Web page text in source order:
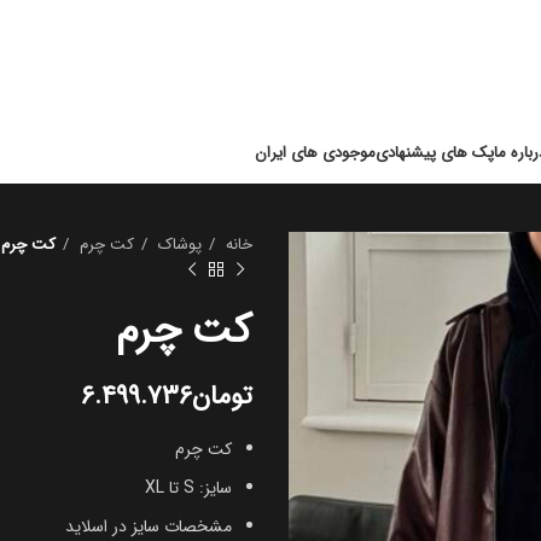
ماپک های پیشنهادیموجودی های ایران
خانه پوشاک کت چرم کت چرم
کت چرم
تومان۶.۴۹۹.۷۳۶
کت چرم
سایز: S تا XL
مشخصات سایز در اسلاید